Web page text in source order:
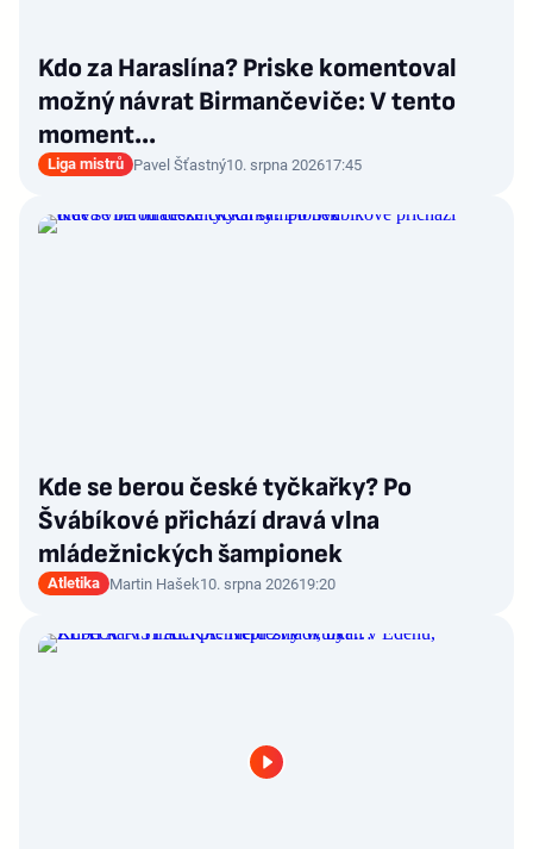
Kdo za Haraslína? Priske komentoval
možný návrat Birmančeviče: V tento
moment...
Liga mistrů Pavel Šťastný10. srpna 202617:45
Kde se berou české tyčkařky? Po
Švábíkové přichází dravá vlna
mládežnických šampionek
Atletika Martin Hašek10. srpna 202619:20